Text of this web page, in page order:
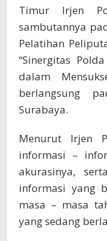
Timur Irjen
sambutannya
Pelatihan
“Sinergitas
dalam
berlangsung
Surabaya.
Menurut Irjen
informasi –
akurasinya,
informasi yang
masa – masa
yang sedang